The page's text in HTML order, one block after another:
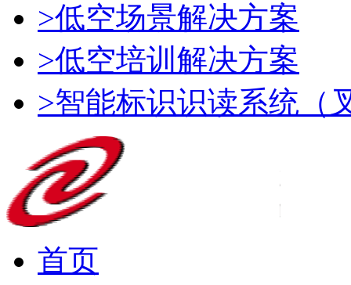
>低空场景解决方案
>低空培训解决方案
>智能标识识读系统（
首页